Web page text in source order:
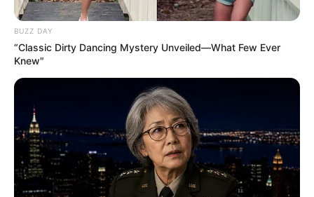
Zusammenfassung weiterer touristischer
Informationen und Angebote für die Region Bad
Homburg:
Gaststätten in Bad Homburg
Urlaub in Bad Homburg
Hotels und Pensionen in Bad Homburg für 2026 buc
hen
kostenloses Prospektmaterial
BUZZ DAY
“Classic Dirty Dancing Mystery Unveiled—What Few Ever
Knew"